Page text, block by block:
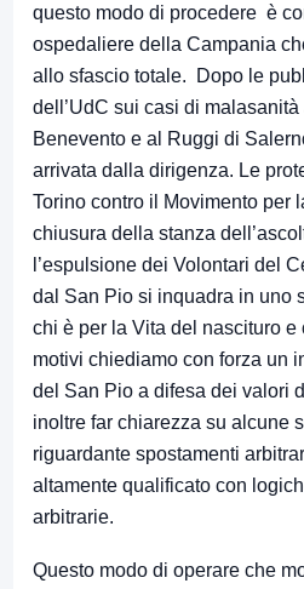
questo modo di procedere è
ospedaliere della Campania
allo sfascio totale. Dopo le
dell’UdC sui casi di
Benevento e al Ruggi di
arrivata dalla dirigenza. Le
Torino contro il Movimento per
chiusura della stanza
l’espulsione dei Volontari del
dal San Pio si inquadra in uno
chi è per la Vita del nascituro e
motivi chiediamo con forza un
del San Pio a difesa dei valori
inoltre far chiarezza su alcune
riguardante spostamenti
altamente qualificato con
arbitrarie.
Questo modo di operare che